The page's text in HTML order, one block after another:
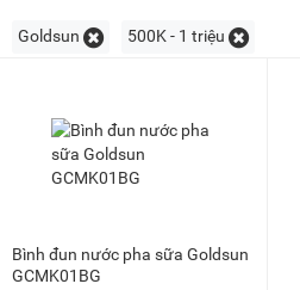
Chọn khoảng giá
500K - 1 triệu (24)
1 triệu - 1,5 triệu
Goldsun 500K - 1 triệu
Bình đun nước pha sữa Goldsun
GCMK01BG